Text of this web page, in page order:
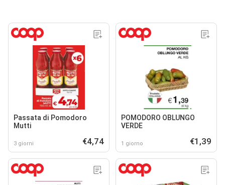
Passata di Pomodoro
Mutti
3 giorni €4,74
POMODORO OBLUNGO
VERDE
1 giorno €1,39